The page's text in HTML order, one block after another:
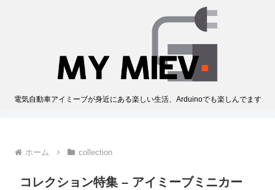
電気自動車アイミーブが身近にある楽しい生活、Arduinoでも楽しんでます
ホーム collection
コレクション特集 – アイミーブミニカー